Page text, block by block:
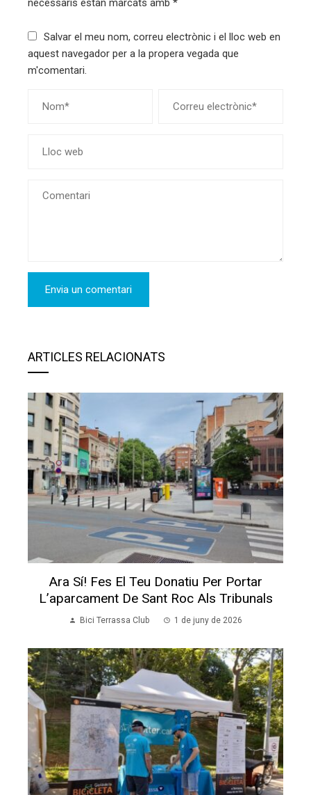
necessaris estan marcats amb *
Salvar el meu nom, correu electrònic i el lloc web en
aquest navegador per a la propera vegada que
m'comentari.
ARTICLES RELACIONATS
Ara Sí! Fes El Teu Donatiu Per Portar
L’aparcament De Sant Roc Als Tribunals
Bici Terrassa Club 1 de juny de 2026